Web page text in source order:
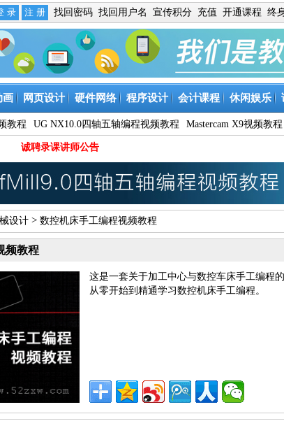
找回密码 找回用户名 宣传积分 充值 开通课程 终
画 网页设计 硬件网络 程序设计 会计课程 休闲娱乐
教程 UG NX10.0四轴五轴编程视频教程 Mastercam X9视频教程
诚聘录课讲师公告
设计 > 数控机床手工编程视频教程
频教程
这是一套关于加工中心与数控车床手工编程
从零开始到精通学习数控机床手工编程。